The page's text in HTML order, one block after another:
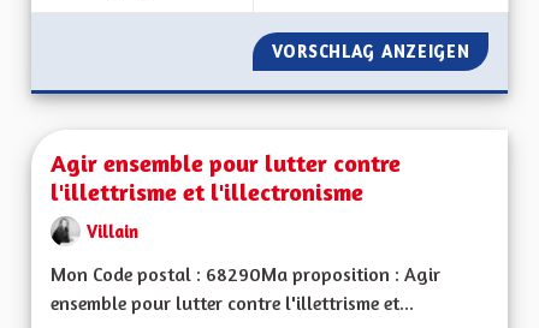
VORSCHLAG ANZEIGEN
Agir ensemble pour lutter contre
l'illettrisme et l'illectronisme
Villain
Mon Code postal : 68290Ma proposition : Agir
ensemble pour lutter contre l'illettrisme et...